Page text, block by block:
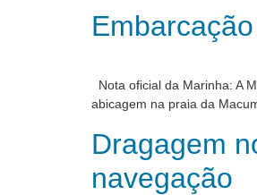
Nota oficial da Marinha: A
abicagem na praia da
Dragagem
navegação